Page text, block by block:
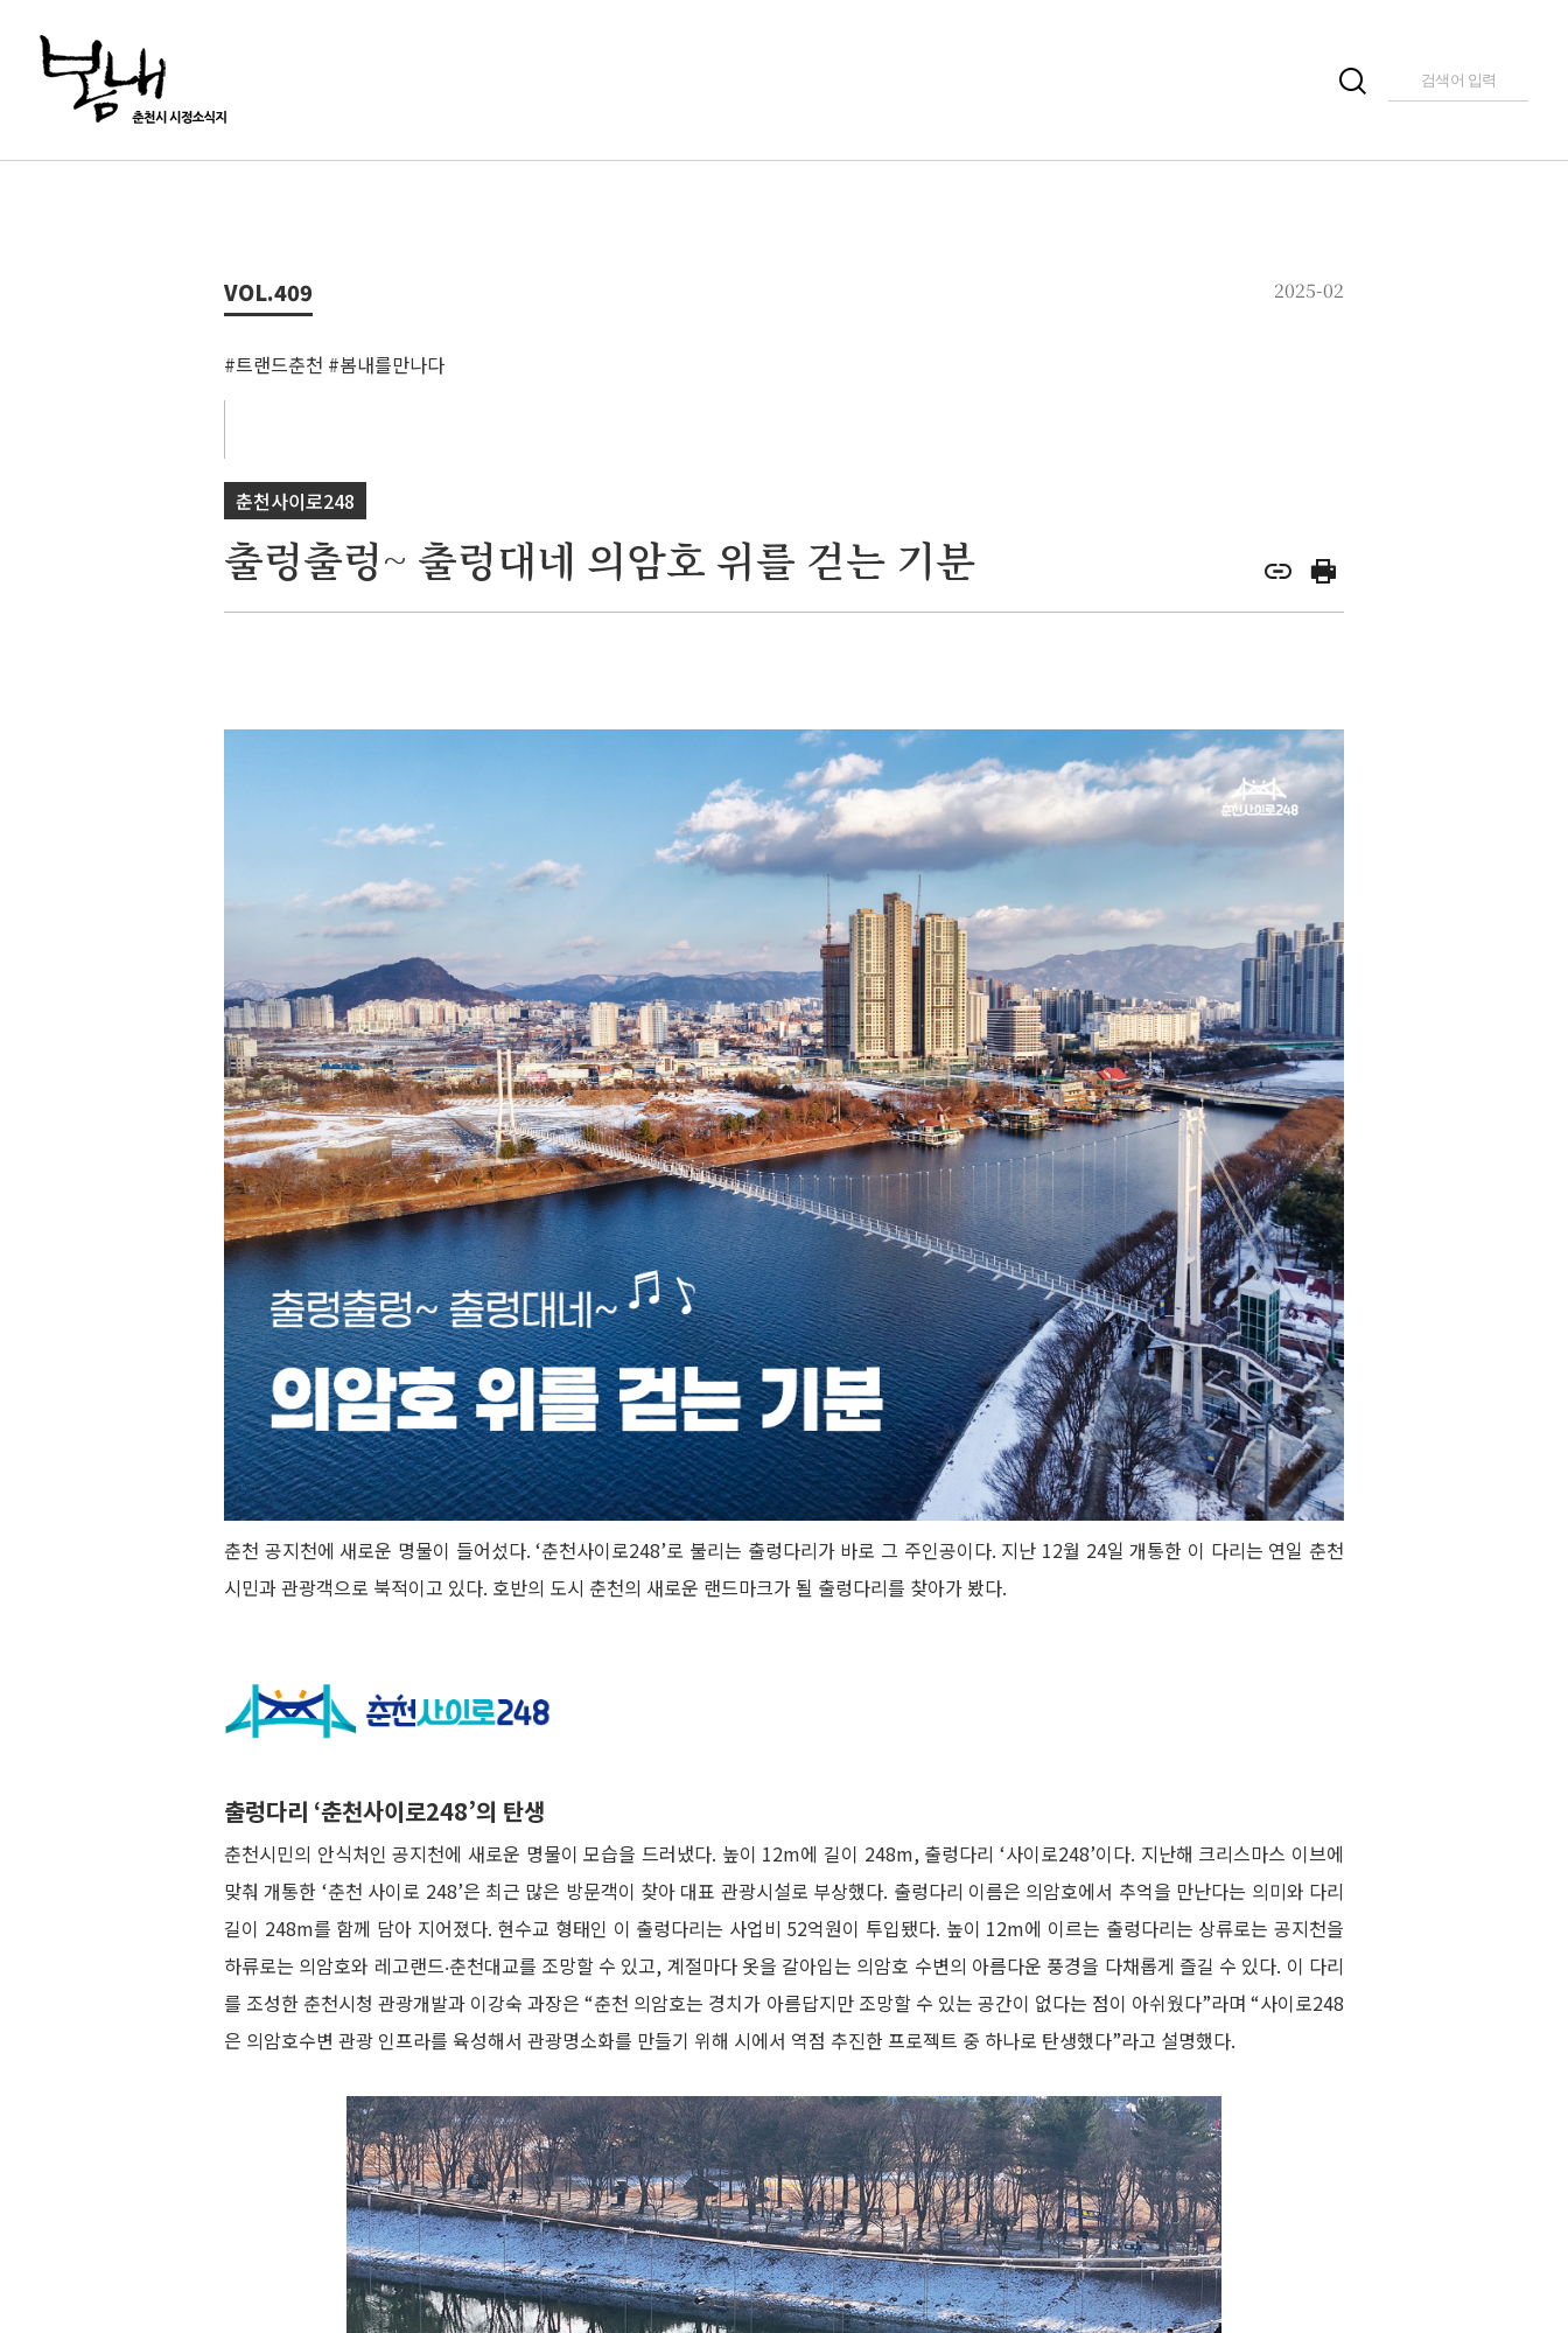
VOL.409 2025-02
#트랜드춘천 #봄내를만나다
춘천사이로248
출렁출렁~ 출렁대네 의암호 위를 걷는 기분
춘천 공지천에 새로운 명물이 들어섰다. ‘춘천사이로248’로 불리는 출렁다리가 바로 그 주인공이다. 지난 12월 24일 개통한 이 다리는 연일 춘천
시민과 관광객으로 북적이고 있다. 호반의 도시 춘천의 새로운 랜드마크가 될 출렁다리를 찾아가 봤다.
출렁다리 ‘춘천사이로248’의 탄생
춘천시민의 안식처인 공지천에 새로운 명물이 모습을 드러냈다. 높이 12m에 길이 248m, 출렁다리 ‘사이로248’이다. 지난해 크리스마스 이브에
맞춰 개통한 ‘춘천 사이로 248’은 최근 많은 방문객이 찾아 대표 관광시설로 부상했다. 출렁다리 이름은 의암호에서 추억을 만난다는 의미와 다리
길이 248m를 함께 담아 지어졌다. 현수교 형태인 이 출렁다리는 사업비 52억원이 투입됐다. 높이 12m에 이르는 출렁다리는 상류로는 공지천을
하류로는 의암호와 레고랜드‧춘천대교를 조망할 수 있고, 계절마다 옷을 갈아입는 의암호 수변의 아름다운 풍경을 다채롭게 즐길 수 있다. 이 다리
를 조성한 춘천시청 관광개발과 이강숙 과장은 “춘천 의암호는 경치가 아름답지만 조망할 수 있는 공간이 없다는 점이 아쉬웠다”라며 “사이로248
은 의암호수변 관광 인프라를 육성해서 관광명소화를 만들기 위해 시에서 역점 추진한 프로젝트 중 하나로 탄생했다”라고 설명했다.